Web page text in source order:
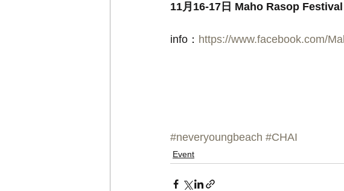
11月16-17日 Maho Rasop Festival
info： https://www.facebook.com/
#neveryoungbeach #CHAI
Event